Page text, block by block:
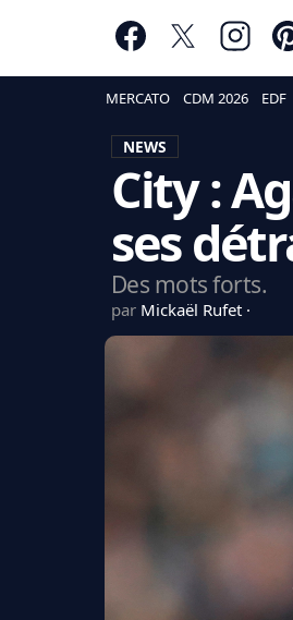
MERCATO CDM 2026 EDF
NEWS
City :
ses
Des mots forts.
par Mickaël Rufet